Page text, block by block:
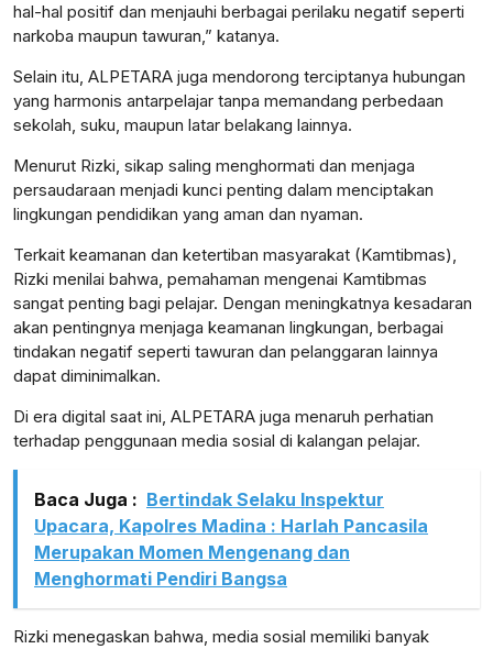
hal-hal positif dan menjauhi berbagai perilaku negatif seperti
narkoba maupun tawuran,” katanya.
Selain itu, ALPETARA juga mendorong terciptanya hubungan
yang harmonis antarpelajar tanpa memandang perbedaan
sekolah, suku, maupun latar belakang lainnya.
Menurut Rizki, sikap saling menghormati dan menjaga
persaudaraan menjadi kunci penting dalam menciptakan
lingkungan pendidikan yang aman dan nyaman.
Terkait keamanan dan ketertiban masyarakat (Kamtibmas),
Rizki menilai bahwa, pemahaman mengenai Kamtibmas
sangat penting bagi pelajar. Dengan meningkatnya kesadaran
akan pentingnya menjaga keamanan lingkungan, berbagai
tindakan negatif seperti tawuran dan pelanggaran lainnya
dapat diminimalkan.
Di era digital saat ini, ALPETARA juga menaruh perhatian
terhadap penggunaan media sosial di kalangan pelajar.
Baca Juga : Bertindak Selaku Inspektur
Upacara, Kapolres Madina : Harlah Pancasila
Merupakan Momen Mengenang dan
Menghormati Pendiri Bangsa
Rizki menegaskan bahwa, media sosial memiliki banyak